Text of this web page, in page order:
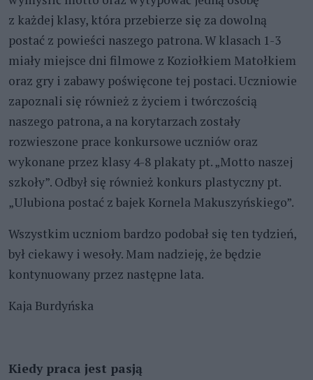
z każdej klasy, która przebierze się za dowolną
postać z powieści naszego patrona. W klasach 1-3
miały miejsce dni filmowe z Koziołkiem Matołkiem
oraz gry i zabawy poświęcone tej postaci. Uczniowie
zapoznali się również z życiem i twórczością
naszego patrona, a na korytarzach zostały
rozwieszone prace konkursowe uczniów oraz
wykonane przez klasy 4-8 plakaty pt. „Motto naszej
szkoły”. Odbył się również konkurs plastyczny pt.
„Ulubiona postać z bajek Kornela Makuszyńskiego”.
Wszystkim uczniom bardzo podobał się ten tydzień,
był ciekawy i wesoły. Mam nadzieję, że będzie
kontynuowany przez następne lata.
Kaja Burdyńska
Kiedy praca jest pasją